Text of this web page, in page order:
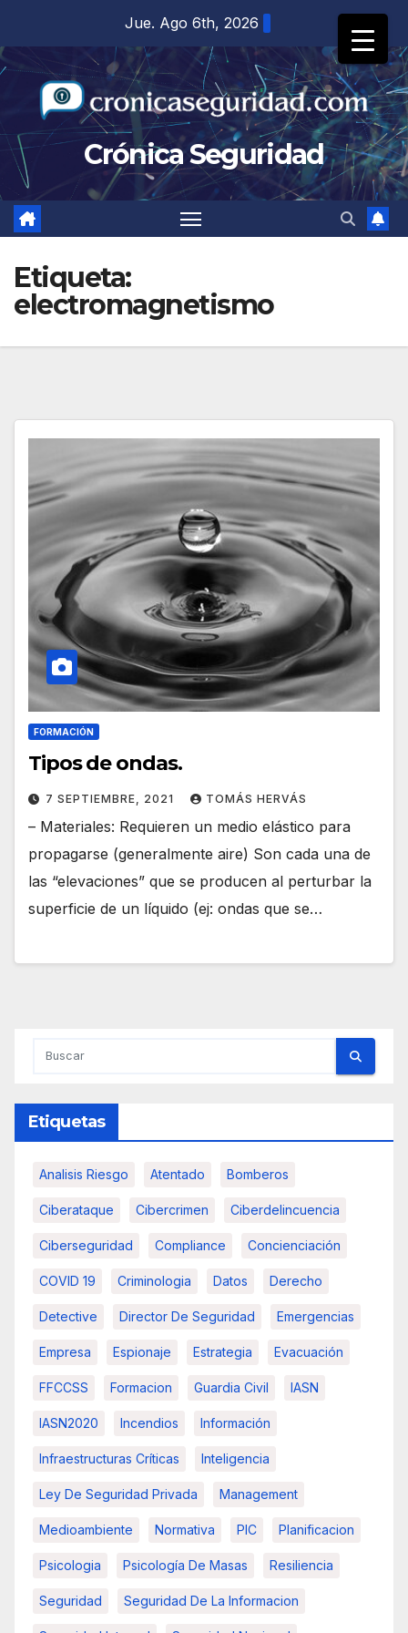
contenido
Jue. Ago 6th, 2026
Crónica Seguridad
Etiqueta:
electromagnetismo
FORMACIÓN
Tipos de ondas.
7 SEPTIEMBRE, 2021 TOMÁS HERVÁS
– Materiales: Requieren un medio elástico para
propagarse (generalmente aire) Son cada una de
las “elevaciones” que se producen al perturbar la
superficie de un líquido (ej: ondas que se…
Etiquetas
Analisis Riesgo Atentado Bomberos
Ciberataque Cibercrimen Ciberdelincuencia
Ciberseguridad Compliance Concienciación
COVID 19 Criminologia Datos Derecho
Detective Director De Seguridad Emergencias
Empresa Espionaje Estrategia Evacuación
FFCCSS Formacion Guardia Civil IASN
IASN2020 Incendios Información
Infraestructuras Críticas Inteligencia
Ley De Seguridad Privada Management
Medioambiente Normativa PIC Planificacion
Psicologia Psicología De Masas Resiliencia
Seguridad Seguridad De La Informacion